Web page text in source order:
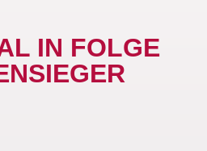
IN FOLGE